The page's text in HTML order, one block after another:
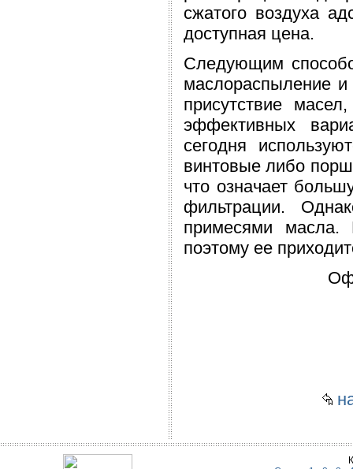
сжатого воздуха
доступная цена.
Следующим
маслораспыление
присутствие
эффективных
сегодня
винтовые либо
что означает
фильтрации.
примесями масла.
поэтому ее